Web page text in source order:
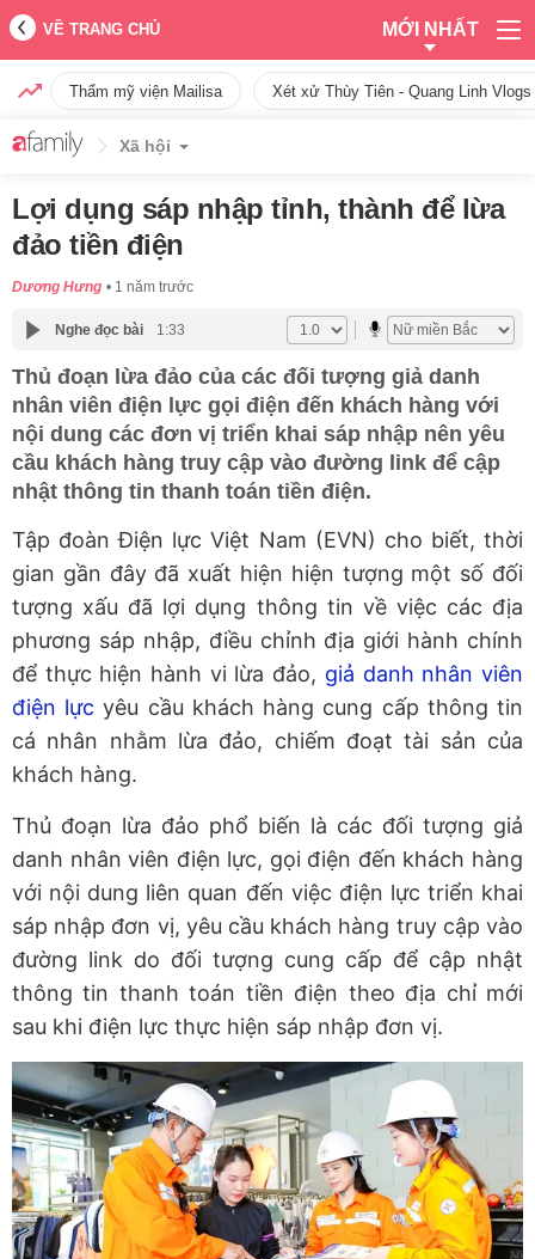
VỀ TRANG CHỦ MỚI NHẤT
Thẩm mỹ viện Mailisa Xét xử Thùy Tiên - Quang Linh
Xã hội
Lợi dụng sáp nhập tỉnh, thành để lừa
đảo tiền điện
Dương Hưng 1 năm trước
Nghe đọc bài 1:33
Thủ đoạn lừa đảo của các đối tượng giả danh
nhân viên điện lực gọi điện đến khách hàng với
nội dung các đơn vị triển khai sáp nhập nên yêu
cầu khách hàng truy cập vào đường link để cập
nhật thông tin thanh toán tiền điện.
Tập đoàn Điện lực Việt Nam (EVN) cho biết, thời
gian gần đây đã xuất hiện hiện tượng một số đối
tượng xấu đã lợi dụng thông tin về việc các địa
phương sáp nhập, điều chỉnh địa giới hành chính
để thực hiện hành vi lừa đảo, giả danh nhân viên
điện lực yêu cầu khách hàng cung cấp thông tin
cá nhân nhằm lừa đảo, chiếm đoạt tài sản của
khách hàng.
Thủ đoạn lừa đảo phổ biến là các đối tượng giả
danh nhân viên điện lực, gọi điện đến khách hàng
với nội dung liên quan đến việc điện lực triển khai
sáp nhập đơn vị, yêu cầu khách hàng truy cập vào
đường link do đối tượng cung cấp để cập nhật
thông tin thanh toán tiền điện theo địa chỉ mới
sau khi điện lực thực hiện sáp nhập đơn vị.